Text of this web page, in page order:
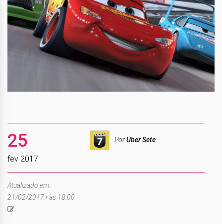
25
fev 2017
PorUber Sete
Atualizado em:
21/02/2017 • às 18:00